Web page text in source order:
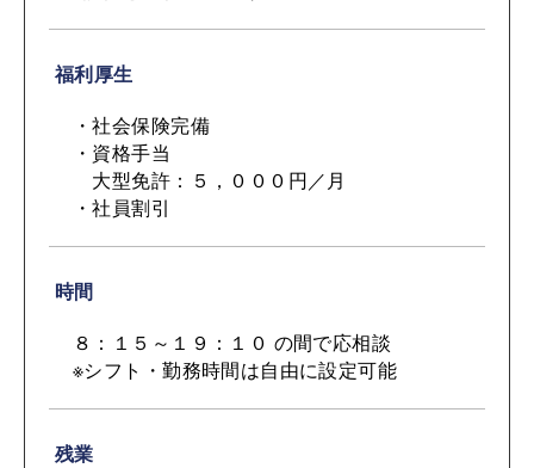
福利厚生
・社会保険完備
・資格手当
大型免許：５，０００円／月
・社員割引
時間
８：１５～１９：１０ の間で応相談
※シフト・勤務時間は自由に設定可能
残業